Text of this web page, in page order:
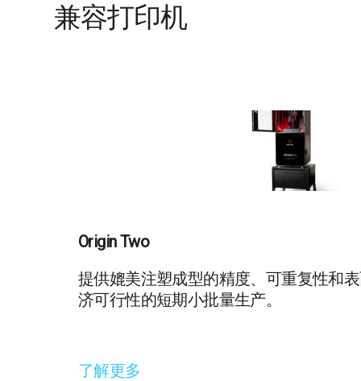
兼容打印机
Origin Two
提供媲美注塑成型的精度、可重复性和
济可行性的短期小批量生产。
了解更多